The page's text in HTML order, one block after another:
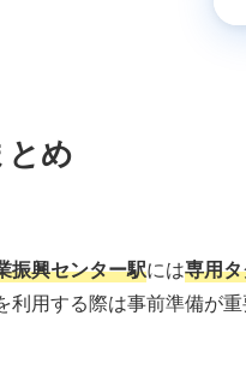
とめ
振興センター駅には専用
利用する際は事前準備が